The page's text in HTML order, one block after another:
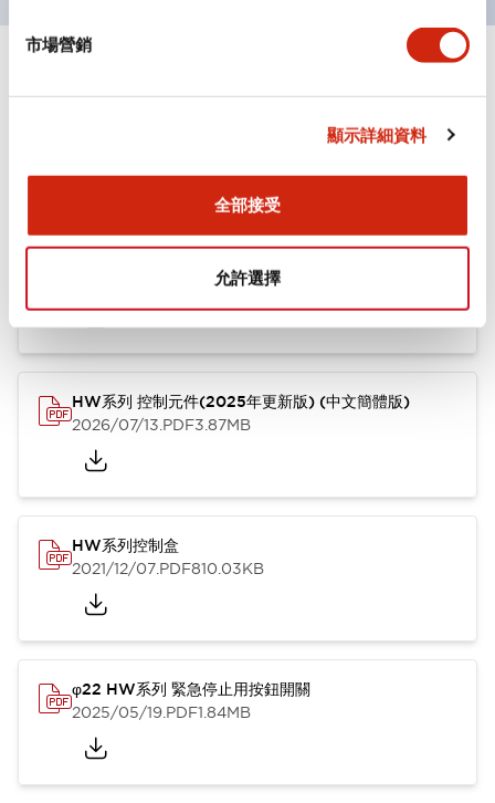
市場營銷
顯示詳細資料
全部接受
允許選擇
文件和檔案
4.61MB
HW系列 控制元件(2025年更新版) (中文簡體版)
2026/07/13.PDF3.87MB
HW系列控制盒
2021/12/07.PDF810.03KB
φ22 HW系列 緊急停止用按鈕開關
2025/05/19.PDF1.84MB